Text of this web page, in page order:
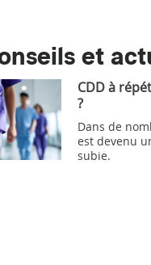
et
CDD à
?
Dans de
est devenu
subie.